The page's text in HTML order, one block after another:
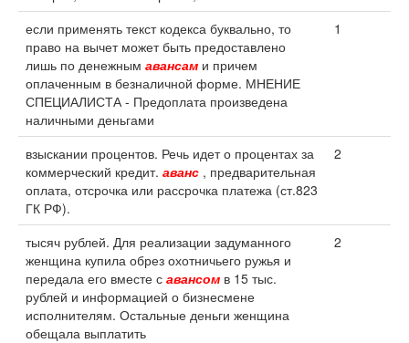
если применять текст кодекса буквально, то
право на вычет может быть предоставлено
лишь по денежным авансам и причем
оплаченным в безналичной форме. МНЕНИЕ
СПЕЦИАЛИСТА - Предоплата произведена
наличными деньгами
1
взыскании процентов. Речь идет о процентах за
коммерческий кредит. аванс , предварительная
оплата, отсрочка или рассрочка платежа (ст.823
ГК РФ).
2
тысяч рублей. Для реализации задуманного
женщина купила обрез охотничьего ружья и
передала его вместе с авансом в 15 тыс.
рублей и информацией о бизнесмене
исполнителям. Остальные деньги женщина
обещала выплатить
2